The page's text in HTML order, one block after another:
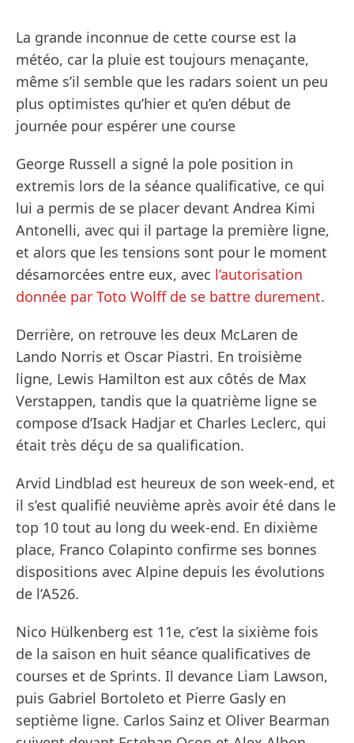
La grande inconnue de cette course est la
météo, car la pluie est toujours menaçante,
même s’il semble que les radars soient un peu
plus optimistes qu’hier et qu’en début de
journée pour espérer une course
George Russell a signé la pole position in
extremis lors de la séance qualificative, ce qui
lui a permis de se placer devant Andrea Kimi
Antonelli, avec qui il partage la première ligne,
et alors que les tensions sont pour le moment
désamorcées entre eux, avec l’autorisation
donnée par Toto Wolff de se battre durement.
Derrière, on retrouve les deux McLaren de
Lando Norris et Oscar Piastri. En troisième
ligne, Lewis Hamilton est aux côtés de Max
Verstappen, tandis que la quatrième ligne se
compose d’Isack Hadjar et Charles Leclerc, qui
était très déçu de sa qualification.
Arvid Lindblad est heureux de son week-end, et
il s’est qualifié neuvième après avoir été dans le
top 10 tout au long du week-end. En dixième
place, Franco Colapinto confirme ses bonnes
dispositions avec Alpine depuis les évolutions
de l’A526.
Nico Hülkenberg est 11e, c’est la sixième fois
de la saison en huit séance qualificatives de
courses et de Sprints. Il devance Liam Lawson,
puis Gabriel Bortoleto et Pierre Gasly en
septième ligne. Carlos Sainz et Oliver Bearman